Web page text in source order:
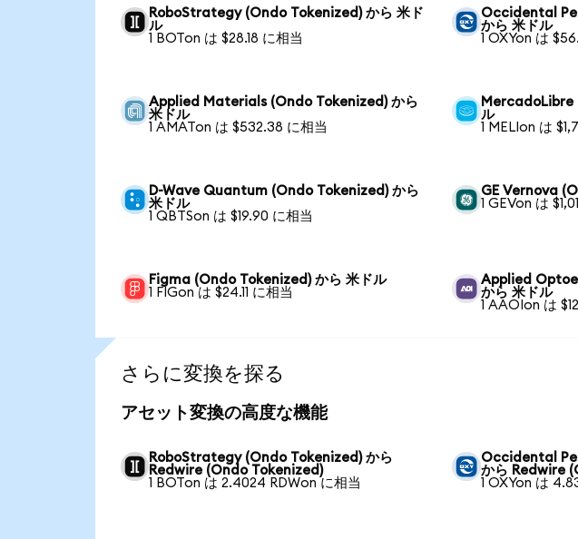
RoboStrategy (Ondo Tokenized) から 米ド
ル
1 BOTon は $28.18 に相当
Occidental
から 米ドル
1 OXYon は
Applied Materials (Ondo Tokenized) から
米ドル
1 AMATon は $532.38 に相当
MercadoLibre
ル
1 MELIon は
D-Wave Quantum (Ondo Tokenized) から
米ドル
1 QBTSon は $19.90 に相当
GE Vernova
1 GEVon は
Figma (Ondo Tokenized) から 米ドル
1 FIGon は $24.11 に相当
Applied
から 米ドル
1 AAOIon は
さらに変換を探る
アセット変換の高度な機能
RoboStrategy (Ondo Tokenized) から
Redwire (Ondo Tokenized)
1 BOTon は 2.4024 RDWon に相当
Occidental
から Redwire
1 OXYon は